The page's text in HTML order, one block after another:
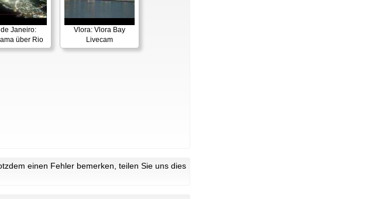
Janeiro:
über Rio
Vlora: Vlora Bay
Livecam
einen Fehler bemerken, teilen Sie uns dies